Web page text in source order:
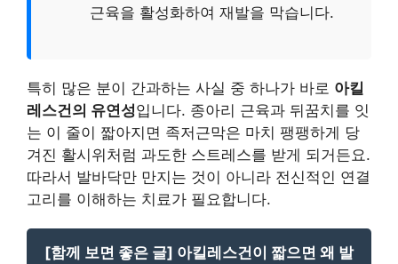
근육을 활성화하여 재발을 막습니다.
특히 많은 분이 간과하는 사실 중 하나가 바로 아킬
레스건의 유연성입니다. 종아리 근육과 뒤꿈치를 잇
는 이 줄이 짧아지면 족저근막은 마치 팽팽하게 당
겨진 활시위처럼 과도한 스트레스를 받게 되거든요.
따라서 발바닥만 만지는 것이 아니라 전신적인 연결
고리를 이해하는 치료가 필요합니다.
[함께 보면 좋은 글] 아킬레스건이 짧으면 왜 발